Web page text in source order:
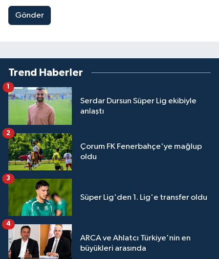
Gönder
Trend Haberler
Serdar Dursun Süper Lig ekibiyle
anlaştı
Çorum FK Fenerbahçe'ye mağlup
oldu
2
Süper Lig'den 1. Lig'e transfer oldu
3
ARCA ve Ahlatcı Türkiye'nin en
büyükleri arasında
4